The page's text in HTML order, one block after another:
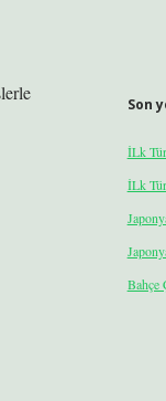
Son
İLk
İLk
Bahçe